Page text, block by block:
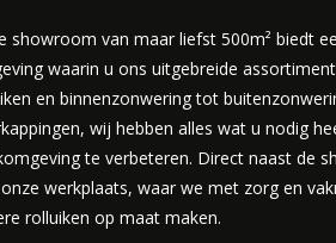
showroom van maar liefst 500m² biedt
waarin u ons uitgebreide
en binnenzonwering tot
wij hebben alles wat u nodig
te verbeteren. Direct naast de
werkplaats, waar we met zorg en
rolluiken op maat maken.